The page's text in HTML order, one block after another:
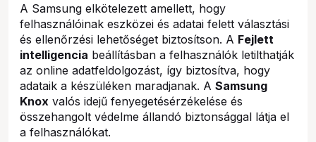
A Samsung elkötelezett amellett, hogy
felhasználóinak eszközei és adatai felett választási
és ellenőrzési lehetőséget biztosítson. A Fejlett
intelligencia beállításban a felhasználók letilthatják
az online adatfeldolgozást, így biztosítva, hogy
adataik a készüléken maradjanak. A Samsung
Knox valós idejű fenyegetésérzékelése és
összehangolt védelme állandó biztonsággal látja el
a felhasználókat.